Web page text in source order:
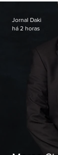
Jornal Daki
há 2 horas